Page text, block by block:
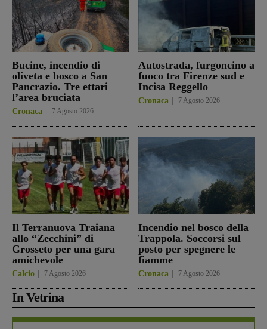
Bucine, incendio di
oliveta e bosco a San
Pancrazio. Tre ettari
l’area bruciata
Cronaca 7 Agosto 2026
Autostrada, furgoncino a
fuoco tra Firenze sud e
Incisa Reggello
Cronaca 7 Agosto 2026
Il Terranuova Traiana
allo “Zecchini” di
Grosseto per una gara
amichevole
Calcio 7 Agosto 2026
Incendio nel bosco della
Trappola. Soccorsi sul
posto per spegnere le
fiamme
Cronaca 7 Agosto 2026
In Vetrina